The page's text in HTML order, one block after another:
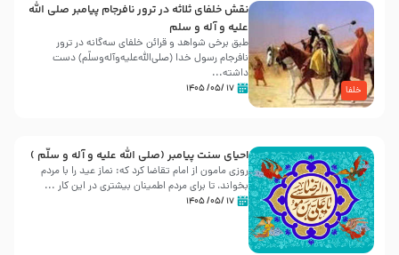
خلفا
نقش خلفای ثلاثه در ترور نافرجام پیامبر صلی الله
علیه و آله و سلم
طبق برخی شواهد و قرائن خلفای سه‌گانه در ترور
نافرجام رسول خدا (صلی‌الله‌علیه‌و‌آله‌وسلّم) دست
داشته‌...
۱۷ /۰۵/ ۱۴۰۵
احیای سنت پیامبر (صلی الله علیه و آله و سلّم )
روزی مامون از امام تقاضا کرد که: نماز عید را با مردم
بخواند، تا برای مردم اطمینان بیشتری در این کار ...
۱۷ /۰۵/ ۱۴۰۵